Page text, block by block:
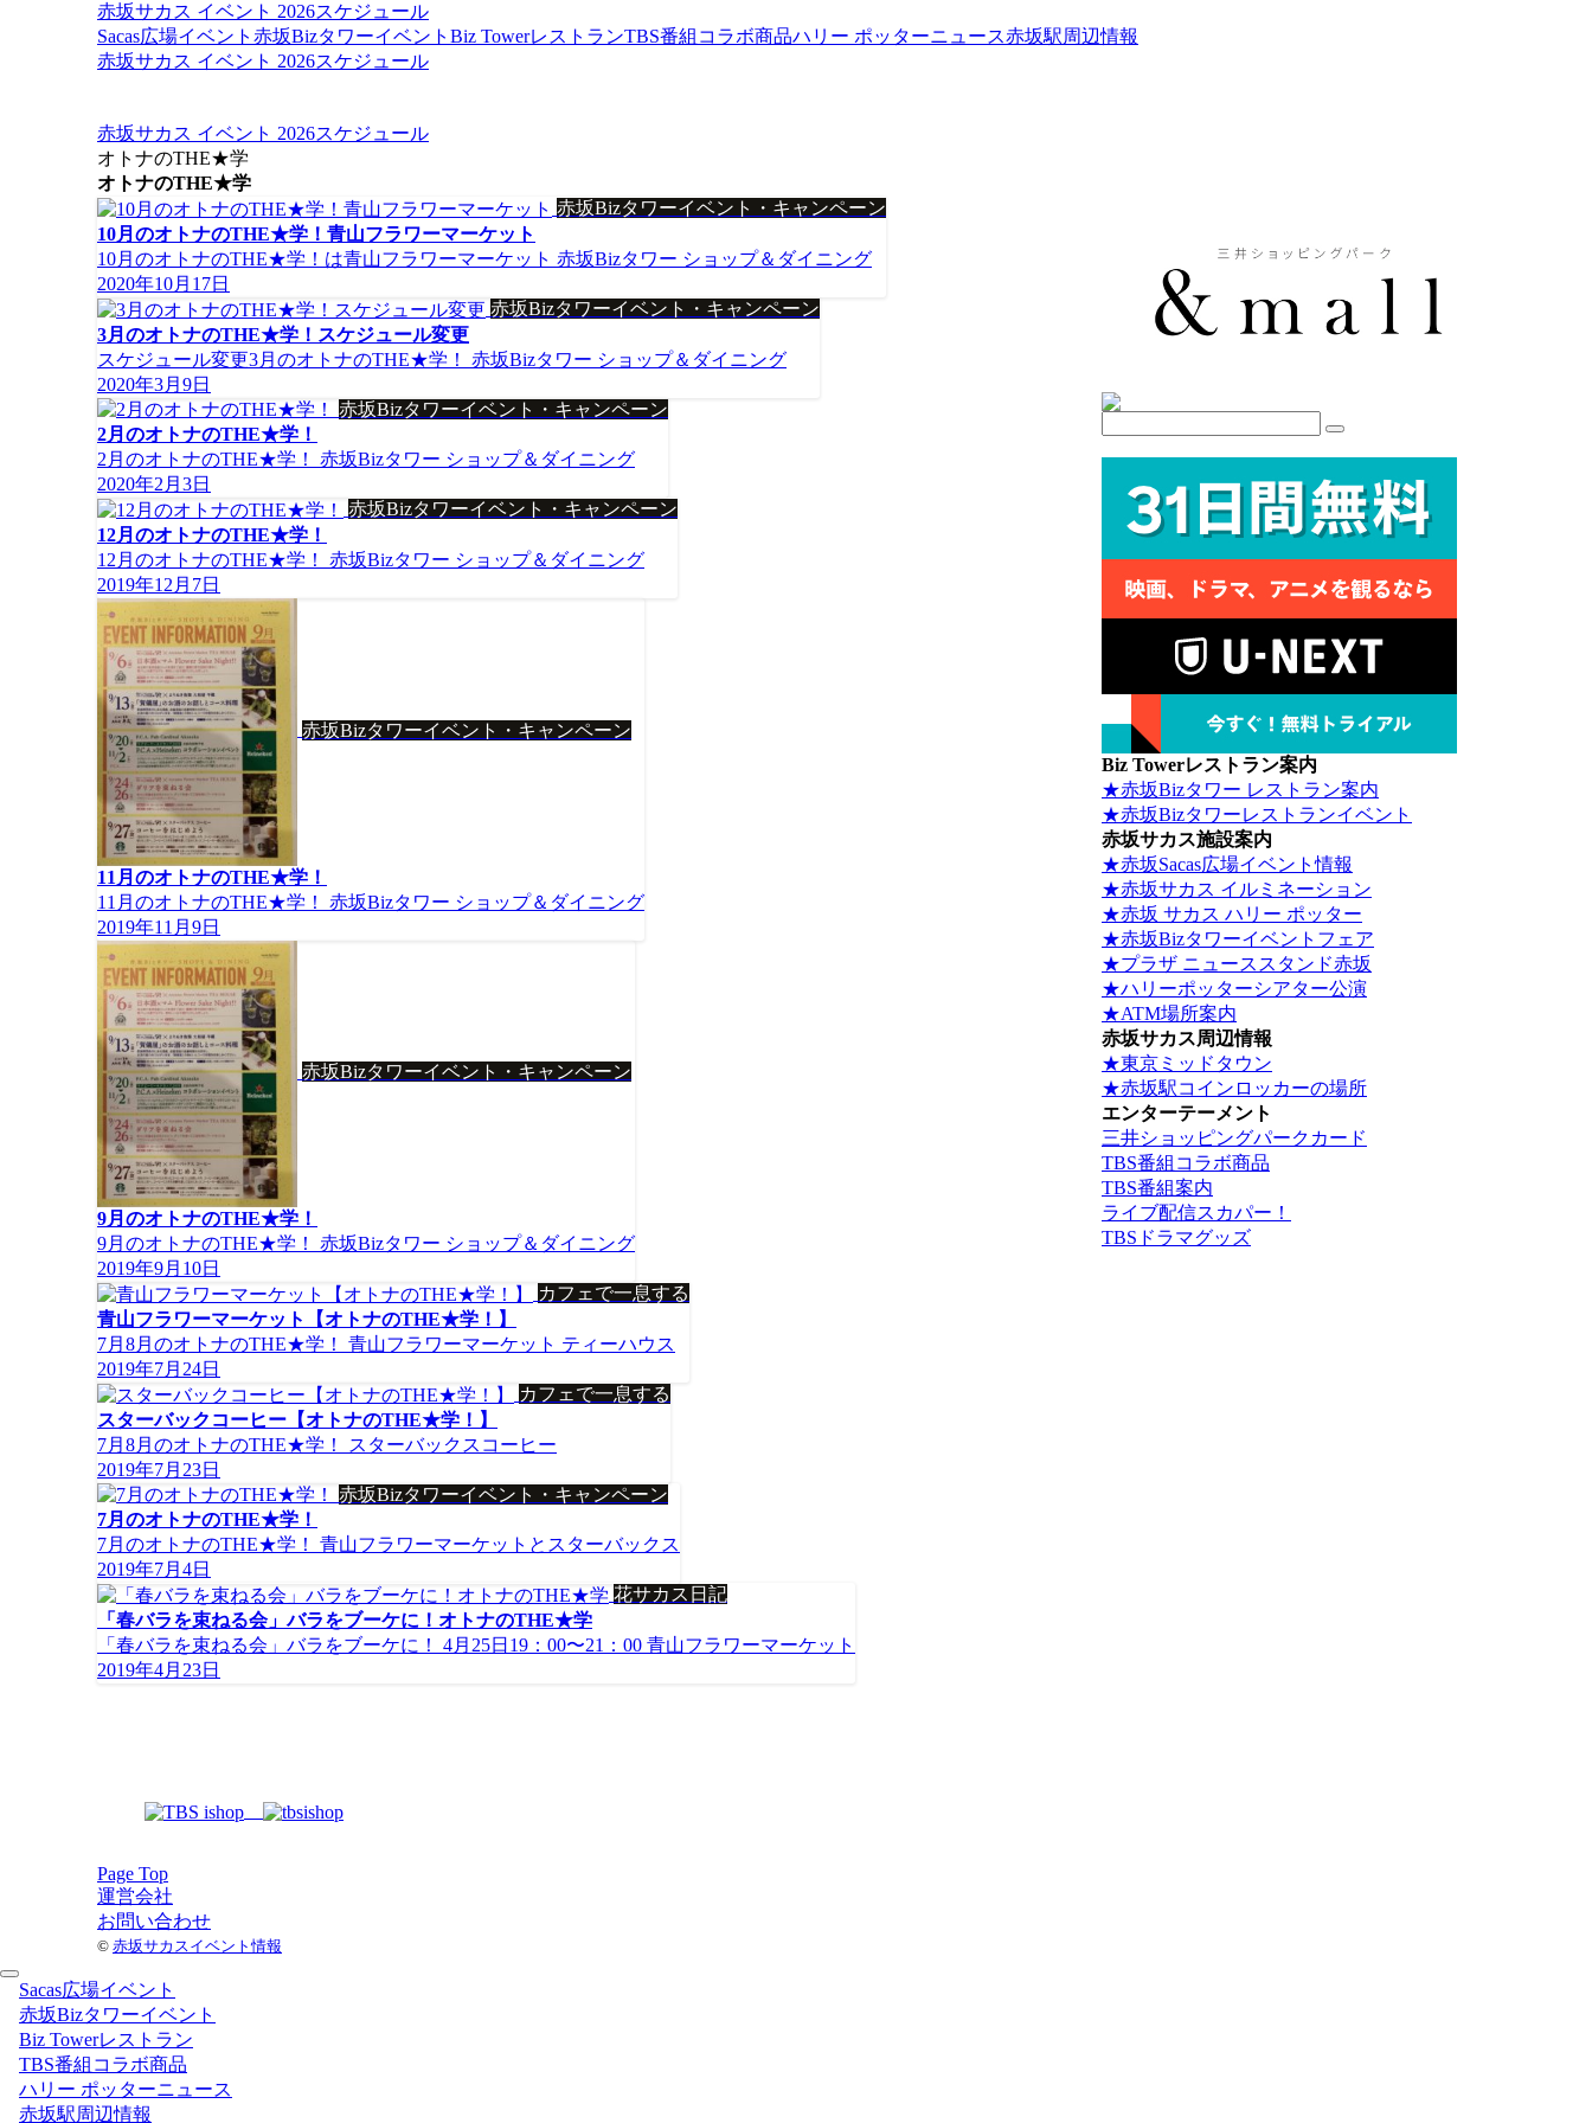
赤坂サカス イベント 2026スケジュール
Sacas広場イベント 赤坂Bizタワーイベント Biz TowerレストランTBS番組コラボ商品ハリー ポッターニュース赤坂駅周辺情報
赤坂サカス イベント 2026スケジュール
赤坂サカス イベント 2026スケジュール
オトナのTHE★学
オトナのTHE★学
赤坂Bizタワーイベント・キャンペーン
10月のオトナのTHE★学！青山フラワーマーケット
10月のオトナのTHE★学！は青山フラワーマーケット 赤坂Bizタワー ショップ＆ダイニング
2020年10月17日
赤坂Bizタワーイベント・キャンペーン
3月のオトナのTHE★学！スケジュール変更
スケジュール変更3月のオトナのTHE★学！ 赤坂Bizタワー ショップ＆ダイニング
2020年3月9日
赤坂Bizタワーイベント・キャンペーン
2月のオトナのTHE★学！
2月のオトナのTHE★学！ 赤坂Bizタワー ショップ＆ダイニング
2020年2月3日
赤坂Bizタワーイベント・キャンペーン
12月のオトナのTHE★学！
12月のオトナのTHE★学！ 赤坂Bizタワー ショップ＆ダイニング
2019年12月7日
赤坂Bizタワーイベント・キャンペーン
11月のオトナのTHE★学！
11月のオトナのTHE★学！ 赤坂Bizタワー ショップ＆ダイニング
2019年11月9日
赤坂Bizタワーイベント・キャンペーン
9月のオトナのTHE★学！
9月のオトナのTHE★学！ 赤坂Bizタワー ショップ＆ダイニング
2019年9月10日
カフェで一息する
青山フラワーマーケット【オトナのTHE★学！】
7月8月のオトナのTHE★学！ 青山フラワーマーケット ティーハウス
2019年7月24日
カフェで一息する
スターバックコーヒー【オトナのTHE★学！】
7月8月のオトナのTHE★学！ スターバックスコーヒー
2019年7月23日
赤坂Bizタワーイベント・キャンペーン
7月のオトナのTHE★学！
7月のオトナのTHE★学！ 青山フラワーマーケットとスターバックス
2019年7月4日
花サカス日記
「春バラを束ねる会」バラをブーケに！オトナのTHE★学
「春バラを束ねる会」バラをブーケに！ 4月25日19：00〜21：00 青山フラワーマーケット
2019年4月23日
Biz Towerレストラン案内
★赤坂Bizタワー レストラン案内
★赤坂Bizタワーレストランイベント
赤坂サカス施設案内
★赤坂Sacas広場イベント情報
★赤坂サカス イルミネーション
★赤坂 サカス ハリー ポッター
★赤坂Bizタワーイベントフェア
★プラザ ニューススタンド赤坂
★ハリーポッターシアター公演
★ATM場所案内
赤坂サカス周辺情報
★東京ミッドタウン
★赤坂駅コインロッカーの場所
エンターテーメント
三井ショッピングパークカード
TBS番組コラボ商品
TBS番組案内
ライブ配信スカパー！
TBSドラマグッズ
Page Top
運営会社
お問い合わせ
© 赤坂サカスイベント情報
Sacas広場イベント
赤坂Bizタワーイベント
Biz Towerレストラン
TBS番組コラボ商品
ハリー ポッターニュース
赤坂駅周辺情報